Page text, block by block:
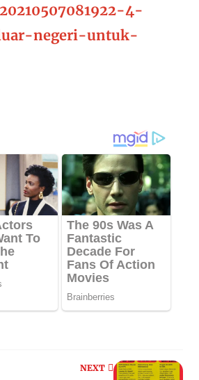
4-
negeri-untuk-
NEXT